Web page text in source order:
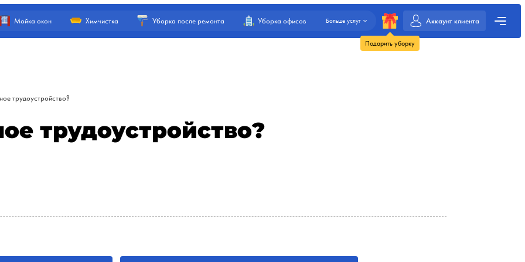
Мойка окон Химчистка Уборка после ремонта Уборка офисов Больше услуг
Подарить уборку
Аккаунт клиента
трудоустройство?
трудоустройство?